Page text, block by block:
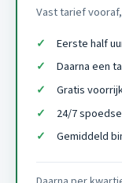
Vast tarief
Eerste half
Daarna een
Gratis
24/7
Gemiddeld